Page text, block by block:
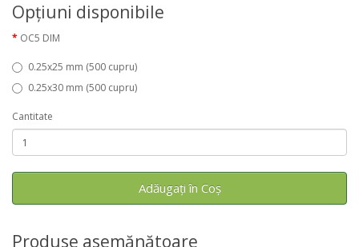
Opţiuni disponibile
OC5 DIM
0.25x25 mm (500 cupru)
0.25x30 mm (500 cupru)
Cantitate
Adăugați în Coş
Produse asemănătoare